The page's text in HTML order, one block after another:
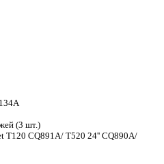
(3 шт.)
T120 CQ891A/ T520 24'' CQ890A/